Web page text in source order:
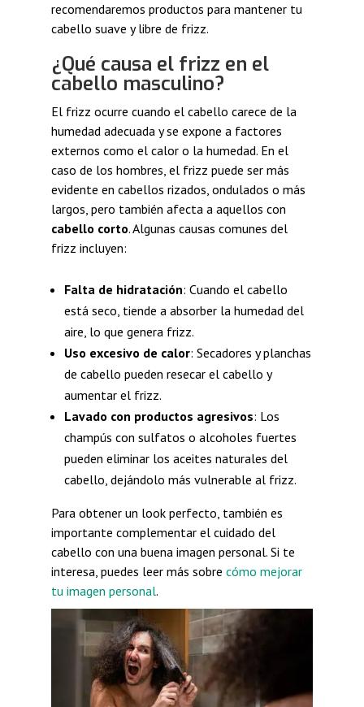
recomendaremos productos para mantener tu
cabello suave y libre de frizz.
¿Qué causa el frizz en el
cabello masculino?
El frizz ocurre cuando el cabello carece de la
humedad adecuada y se expone a factores
externos como el calor o la humedad. En el
caso de los hombres, el frizz puede ser más
evidente en cabellos rizados, ondulados o más
largos, pero también afecta a aquellos con
cabello corto. Algunas causas comunes del
frizz incluyen:
Falta de hidratación: Cuando el cabello
está seco, tiende a absorber la humedad del
aire, lo que genera frizz.
Uso excesivo de calor: Secadores y planchas
de cabello pueden resecar el cabello y
aumentar el frizz.
Lavado con productos agresivos: Los
champús con sulfatos o alcoholes fuertes
pueden eliminar los aceites naturales del
cabello, dejándolo más vulnerable al frizz.
Para obtener un look perfecto, también es
importante complementar el cuidado del
cabello con una buena imagen personal. Si te
interesa, puedes leer más sobre cómo mejorar
tu imagen personal.